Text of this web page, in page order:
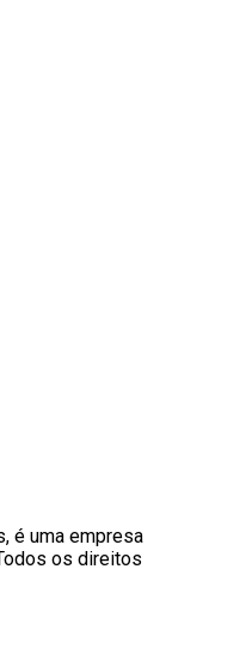
é uma empresa
os direitos